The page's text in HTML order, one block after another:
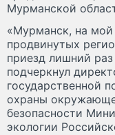
Мурманской
«Мурманск, на мой
продвинутых
приезд лишний
подчеркнул
государственной
охраны
безопасности
экологии